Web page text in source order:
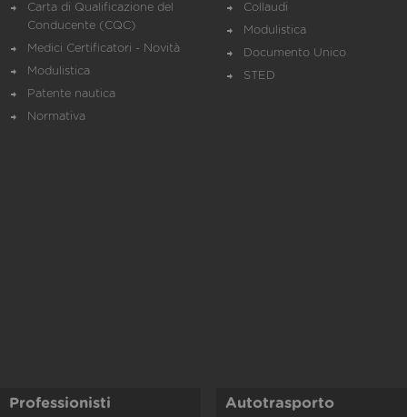
Carta di Qualificazione del
Conducente (CQC)
Medici Certificatori - Novità
Modulistica
Patente nautica
Normativa
Collaudi
Modulistica
Documento Unico
STED
Professionisti Autotrasporto